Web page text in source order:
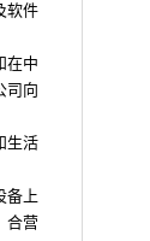
软件
在中
司向
生活
备上
合营